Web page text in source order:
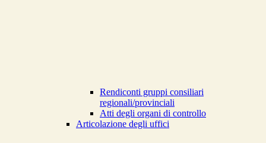
Rendiconti gruppi consiliari
regionali/provinciali
Atti degli organi di controllo
Articolazione degli uffici